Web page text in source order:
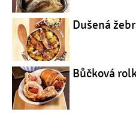
Dušená
Bůčková